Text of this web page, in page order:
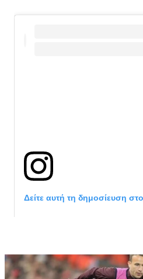
Δείτε αυτή τη δημοσίευση